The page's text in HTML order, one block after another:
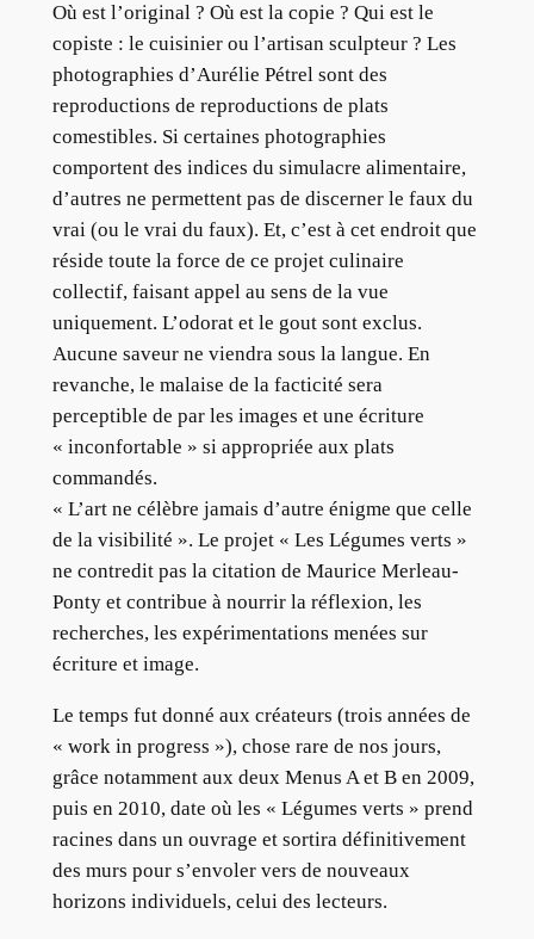
Où est l’original ? Où est la copie ? Qui est le
copiste : le cuisinier ou l’artisan sculpteur ? Les
photographies d’Aurélie Pétrel sont des
reproductions de reproductions de plats
comestibles. Si certaines photographies
comportent des indices du simulacre alimentaire,
d’autres ne permettent pas de discerner le faux du
vrai (ou le vrai du faux). Et, c’est à cet endroit que
réside toute la force de ce projet culinaire
collectif, faisant appel au sens de la vue
uniquement. L’odorat et le gout sont exclus.
Aucune saveur ne viendra sous la langue. En
revanche, le malaise de la facticité sera
perceptible de par les images et une écriture
« inconfortable » si appropriée aux plats
commandés.
« L’art ne célèbre jamais d’autre énigme que celle
de la visibilité ». Le projet « Les Légumes verts »
ne contredit pas la citation de Maurice Merleau-
Ponty et contribue à nourrir la réflexion, les
recherches, les expérimentations menées sur
écriture et image.
Le temps fut donné aux créateurs (trois années de
« work in progress »), chose rare de nos jours,
grâce notamment aux deux Menus A et B en 2009,
puis en 2010, date où les « Légumes verts » prend
racines dans un ouvrage et sortira définitivement
des murs pour s’envoler vers de nouveaux
horizons individuels, celui des lecteurs.